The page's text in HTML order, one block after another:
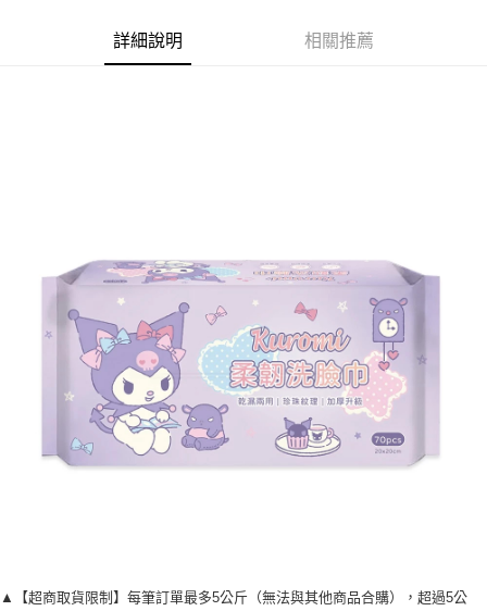
每筆NT$60，滿NT$599(含以上)免運費
詳細說明 相關推薦
▲【超商取貨限制】每筆訂單最多5公斤（無法與其他商品合購），超過5公